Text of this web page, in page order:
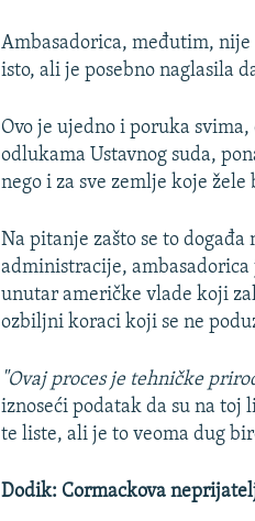
Ambasadorica, međutim,
isto, ali je posebno naglasila
Ovo je ujedno i poruka
odlukama Ustavnog suda,
nego i za sve zemlje koje žele
Na pitanje zašto se to
administracije, ambasadorica
unutar američke vlade koji
ozbiljni koraci koji se ne
"Ovaj proces je tehničke
iznoseći podatak da su na toj
te liste, ali je to veoma dug
Dodik: Cormackova